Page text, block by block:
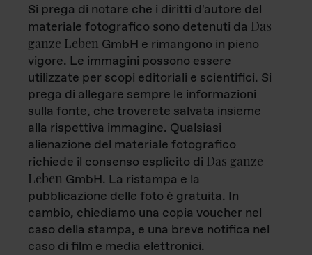
Si prega di notare che i diritti d'autore del
materiale fotografico sono detenuti da Das
ganze Leben GmbH e rimangono in pieno
vigore. Le immagini possono essere
utilizzate per scopi editoriali e scientifici. Si
prega di allegare sempre le informazioni
sulla fonte, che troverete salvata insieme
alla rispettiva immagine. Qualsiasi
alienazione del materiale fotografico
richiede il consenso esplicito di Das ganze
Leben GmbH. La ristampa e la
pubblicazione delle foto è gratuita. In
cambio, chiediamo una copia voucher nel
caso della stampa, e una breve notifica nel
caso di film e media elettronici.